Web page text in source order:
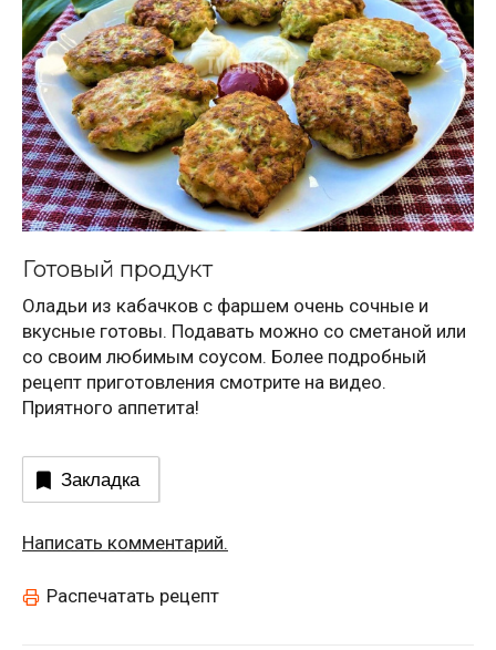
Готовый продукт
Оладьи из кабачков с фаршем очень сочные и
вкусные готовы. Подавать можно со сметаной или
со своим любимым соусом. Более подробный
рецепт приготовления смотрите на видео.
Приятного аппетита!
Закладка
Написать комментарий.
Распечатать рецепт